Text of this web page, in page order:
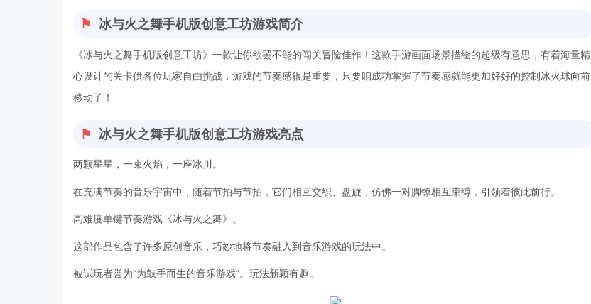
冰与火之舞手机版创意工坊游戏简介
《冰与火之舞手机版创意工坊》一款让你欲罢不能的闯关冒险佳作！这款手游画面场景描绘的超级有意思，有着海量精
心设计的关卡供各位玩家自由挑战，游戏的节奏感很是重要，只要咱成功掌握了节奏感就能更加好好的控制冰火球向前
移动了！
冰与火之舞手机版创意工坊游戏亮点
两颗星星，一束火焰，一座冰川。
在充满节奏的音乐宇宙中，随着节拍与节拍，它们相互交织、盘旋，仿佛一对脚镣相互束缚，引领着彼此前行。
高难度单键节奏游戏《冰与火之舞》。
这部作品包含了许多原创音乐，巧妙地将节奏融入到音乐游戏的玩法中。
被试玩者誉为“为鼓手而生的音乐游戏”。玩法新颖有趣。